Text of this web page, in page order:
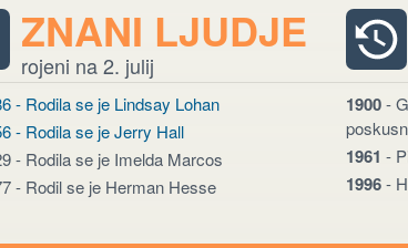
ZNANI LJUDJE
rojeni na 2. julij
- Rodila se je Lindsay Lohan
- Rodila se je Jerry Hall
- Rodila se je Imelda Marcos
- Rodil se je Herman Hesse
1900-
1961 -
1996-